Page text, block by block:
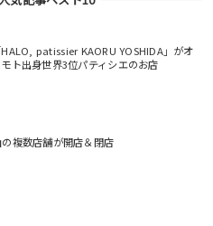
patissier KAORU YOSHIDA」がオ
ト出身世界3位パティシエのお店
複数店舗が開店＆閉店